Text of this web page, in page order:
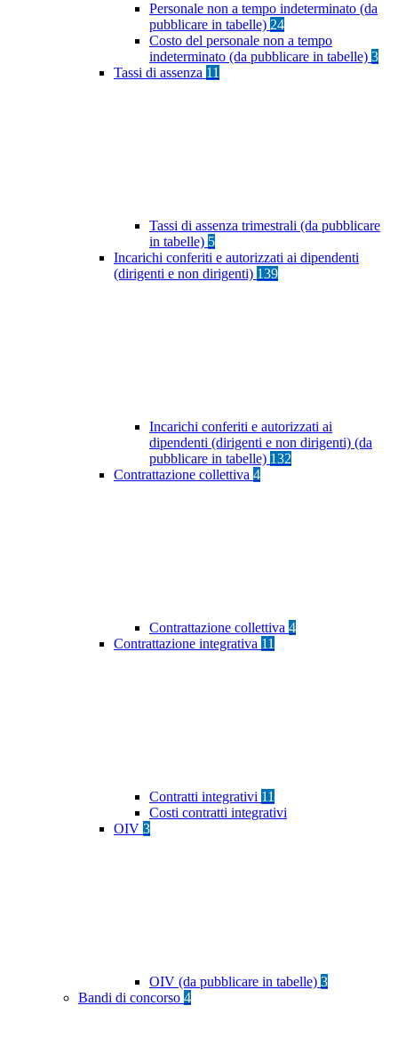
Personale non a tempo indeterminato (da
pubblicare in tabelle) 24
Costo del personale non a tempo
indeterminato (da pubblicare in tabelle) 3
Tassi di assenza 11
Tassi di assenza trimestrali (da pubblicare
in tabelle) 5
Incarichi conferiti e autorizzati ai dipendenti
(dirigenti e non dirigenti) 139
Incarichi conferiti e autorizzati ai
dipendenti (dirigenti e non dirigenti) (da
pubblicare in tabelle) 132
Contrattazione collettiva 4
Contrattazione collettiva 4
Contrattazione integrativa 11
Contratti integrativi 11
Costi contratti integrativi
OIV 3
OIV (da pubblicare in tabelle) 3
Bandi di concorso 4